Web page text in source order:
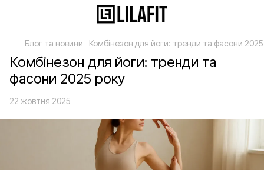
Блог та новини Комбінезон для йоги: тренди та фасони
Комбінезон для йоги: тренди та
фасони 2025 року
22 жовтня 2025